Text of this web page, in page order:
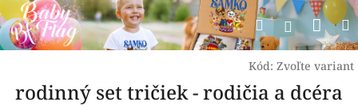
Prejsť
na
obsah
Hľadať
Kód: Zvoľte variant
rodinný set tričiek - rodičia a dcéra